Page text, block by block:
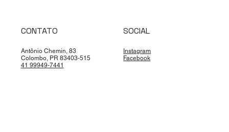
CONTATO
Antônio Chemin, 83
Colombo, PR 83403-515
41 99949-7441
SOCIAL
Instagram
Facebook